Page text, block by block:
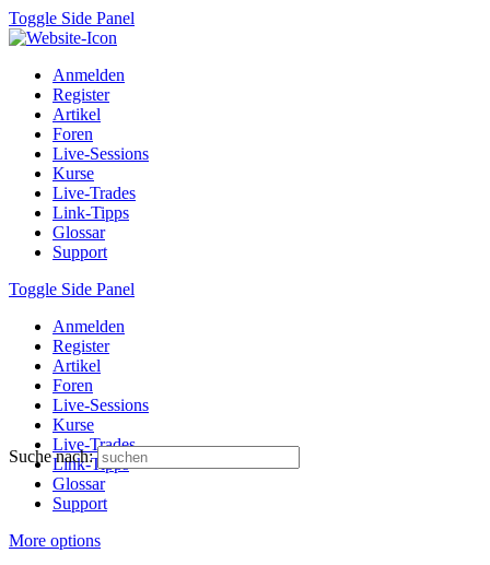
Toggle Side Panel
Anmelden
Register
Artikel
Foren
Live-Sessions
Kurse
Live-Trades
Link-Tipps
Glossar
Support
Toggle Side Panel
Anmelden
Register
Artikel
Foren
Live-Sessions
Kurse
Live-Trades
Link-Tipps
Glossar
Support
More options
Suche nach: